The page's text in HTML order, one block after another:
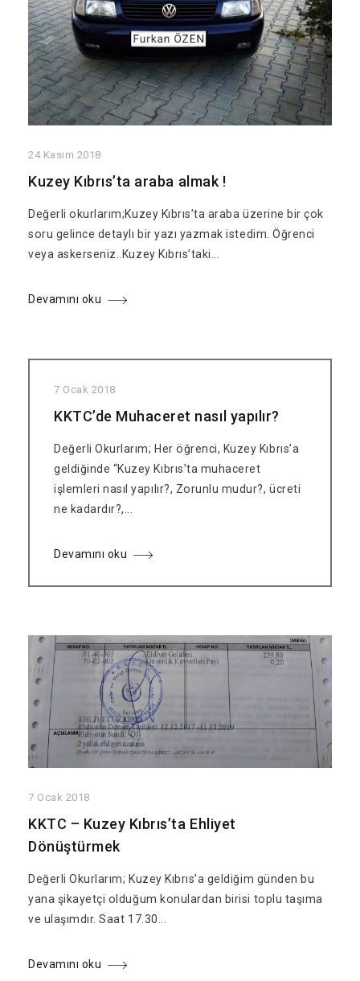
24 Kasım 2018
Kuzey Kıbrıs’ta araba almak !
Değerli okurlarım;Kuzey Kıbrıs’ta araba üzerine bir çok
soru gelince detaylı bir yazı yazmak istedim. Öğrenci
veya askerseniz..Kuzey Kıbrıs’taki...
Devamını oku
7 Ocak 2018
KKTC’de Muhaceret nasıl yapılır?
Değerli Okurlarım; Her öğrenci, Kuzey Kıbrıs’a
geldiğinde “Kuzey Kıbrıs’ta muhaceret
işlemleri nasıl yapılır?, Zorunlu mudur?, ücreti
ne kadardır?,...
Devamını oku
7 Ocak 2018
KKTC – Kuzey Kıbrıs’ta Ehliyet
Dönüştürmek
Değerli Okurlarım; Kuzey Kıbrıs’a geldiğim günden bu
yana şikayetçi olduğum konulardan birisi toplu taşıma
ve ulaşımdır. Saat 17.30...
Devamını oku